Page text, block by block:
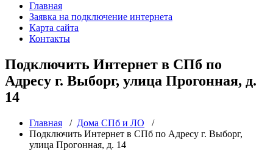
Главная
Заявка на подключение интернета
Карта сайта
Контакты
Подключить Интернет в СПб по
Адресу г. Выборг, улица Прогонная, д.
14
Главная / Дома СПб и ЛО /
Подключить Интернет в СПб по Адресу г. Выборг,
улица Прогонная, д. 14